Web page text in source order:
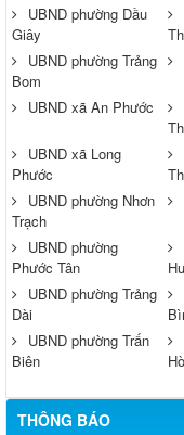
UBND phường Dầu
Giây
UBND phường Trảng
Bom
UBND xã An Phước
UBND xã Long
Phước
UBND phường Nhơn
Trạch
UBND phường
Phước Tân
UBND phường Trảng
Dài
UBND phường Trấn
Biên
THÔNG BÁO
Thông báo về việc
Thông báo tuyển
nhiệm vụ khoa học và
sách nhà nước đặt
sức khỏe định kỳ hoặc
một lần cho người dân